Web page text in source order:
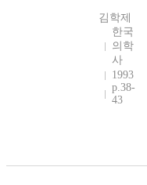
김학제
한국
의학
사
1993
p.38-
43